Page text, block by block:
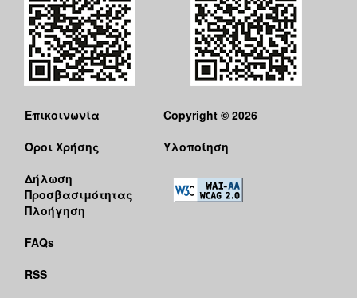
Επικοινωνία
Όροι Χρήσης
Δήλωση
Προσβασιμότητας
Πλοήγηση
FAQs
RSS
Copyright © 2026
Υλοποίηση